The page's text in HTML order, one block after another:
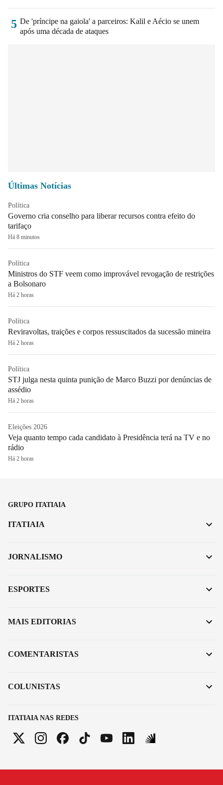
5 De 'príncipe na gaiola' a parceiros: Kalil e Aécio se unem
após uma década de ataques
Últimas Notícias
Política
Governo cria conselho para liberar recursos contra efeito do
tarifaço
Há 8 minutos
Política
Ministros do STF veem como improvável revogação de restrições
a Bolsonaro
Há 2 horas
Política
Reviravoltas, traições e corpos ressuscitados da sucessão mineira
Há 2 horas
Política
STJ julga nesta quinta punição de Marco Buzzi por denúncias de
assédio
Há 2 horas
Eleições 2026
Veja quanto tempo cada candidato à Presidência terá na TV e no
rádio
Há 2 horas
GRUPO ITATIAIA
ITATIAIA NAS REDES
ITATIAIA
JORNALISMO
ESPORTES
MAIS EDITORIAS
COMENTARISTAS
COLUNISTAS